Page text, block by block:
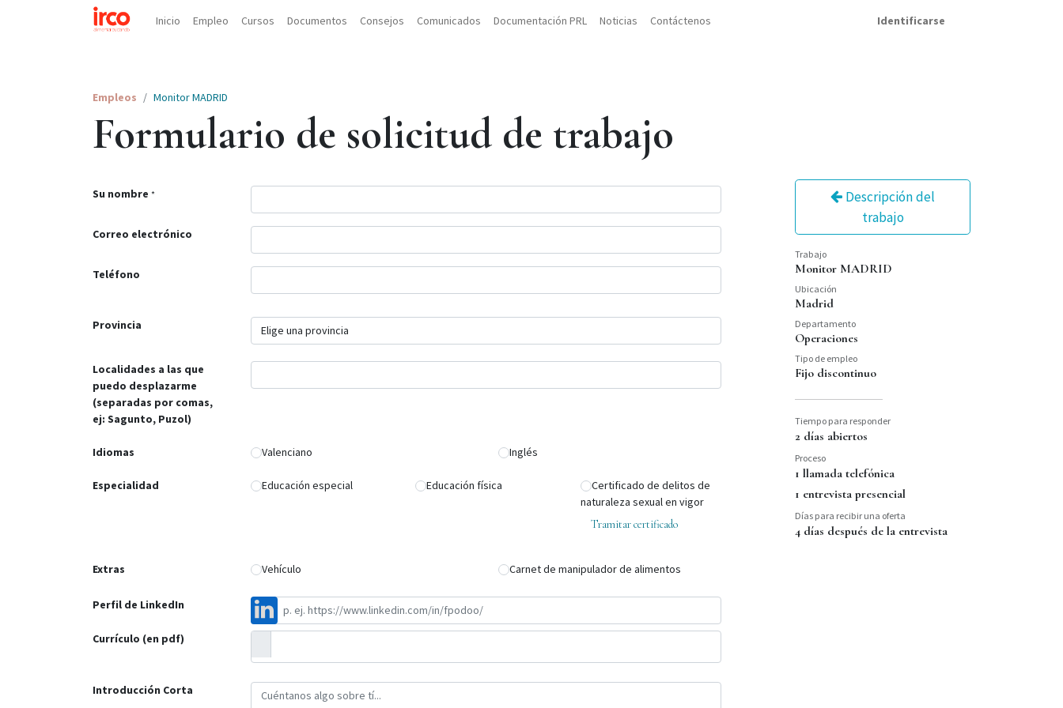
Inicio Empleo Cursos Documentos Consejos Comunicados Documentación PRL Noticias Contáctenos Identificarse
Empleos Monitor MADRID
Formulario de solicitud de trabajo
Su nombre *
Correo electrónico
Teléfono
Provincia
Localidades a las que
puedo desplazarme
(separadas por comas,
ej: Sagunto, Puzol)
Idiomas Valenciano Inglés
Especialidad Educación especial Educación física
Certificado de delitos de
naturaleza sexual en vigor
Tramitar certificado
Extras Vehículo Carnet de manipulador de alimentos
Perfil de LinkedIn
Currículo (en pdf)
Introducción Corta
Descripción del
trabajo
Trabajo
Monitor MADRID
Ubicación
Madrid
Departamento
Operaciones
Tipo de empleo
Fijo discontinuo
Tiempo para responder
2 días abiertos
Proceso
1 llamada telefónica
1 entrevista presencial
Días para recibir una oferta
4 días después de la entrevista